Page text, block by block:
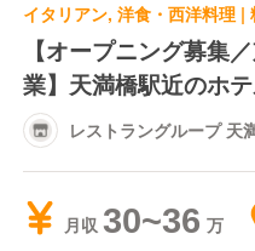
【オープニング募集
業】天満橋駅近のホ
レストラングループ 天
月収 30~36